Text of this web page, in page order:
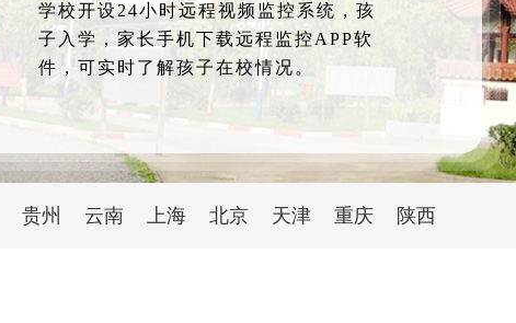
学校开设24小时远程视频监控系统，孩
子入学，家长手机下载远程监控APP软
件，可实时了解孩子在校情况。
贵州 云南 上海 北京 天津 重庆 陕西